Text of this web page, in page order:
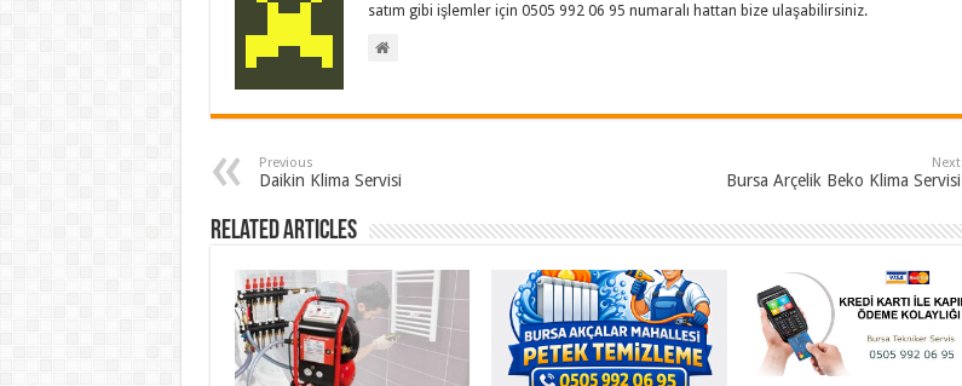
satım gibi işlemler için 0505 992 06 95 numaralı hattan bize ulaşabilirsiniz.
Previous
Daikin Klima Servisi
Next
Bursa Arçelik Beko Klima Servisi
Related Articles